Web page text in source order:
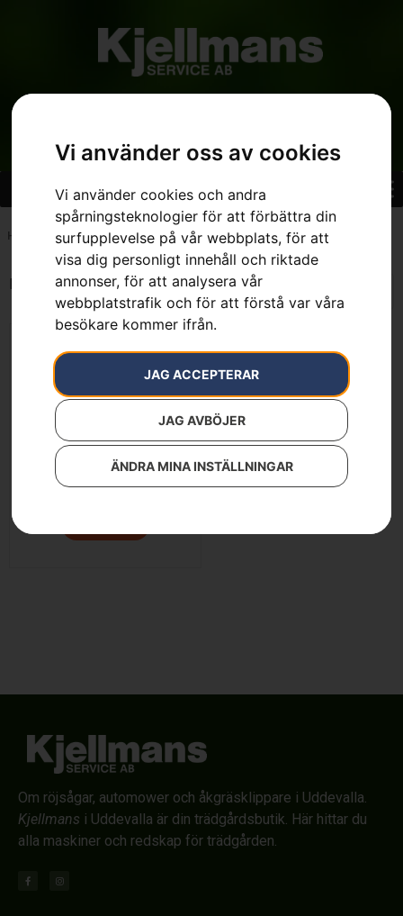
Vi använder oss av cookies
Vi använder cookies och andra
spårningsteknologier för att förbättra din
surfupplevelse på vår webbplats, för att
visa dig personligt innehåll och riktade
annonser, för att analysera vår
webbplatstrafik och för att förstå var våra
besökare kommer ifrån.
JAG ACCEPTERAR
JAG AVBÖJER
ÄNDRA MINA INSTÄLLNINGAR
Hem 2.1 kW
Endast ett sökresultat
Husqvarna 545FR
12 500
Om röjsågar, automower och åkgräsklippare i Uddevalla.
Kjellmans i Uddevalla är din trädgårdsbutik. Här hittar du
alla maskiner och redskap för trädgården.